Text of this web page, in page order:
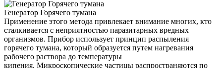
Генератор Горячего тумана
Применение этого метода привлекает внимание многих, кто
сталкивается с неприятностью паразитарных вредных
организмов. Прибор использует принцип распыления
горячего тумана, который образуется путем нагревания
рабочего раствора до температуры
кипения. Микроскопические частицы распространяются по